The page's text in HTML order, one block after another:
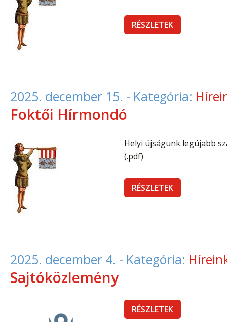
RÉSZLETEK
2025. december 15. - Kategória:
Foktői Hírmondó
Helyi újságunk legújabb
(.pdf)
RÉSZLETEK
2025. december 4. - Kategória:
Sajtóközlemény
RÉSZLETEK